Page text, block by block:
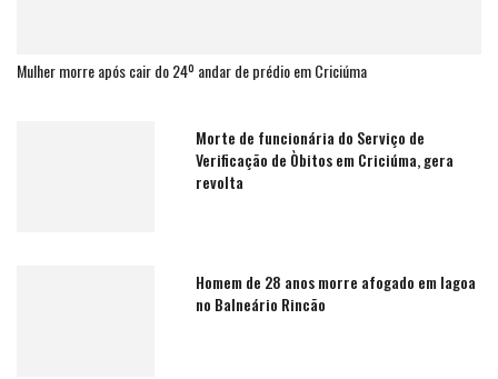
Mulher morre após cair do 24º andar de prédio em Criciúma
Morte de funcionária do Serviço de
Verificação de Òbitos em Criciúma, gera
revolta
Homem de 28 anos morre afogado em lagoa
no Balneário Rincão